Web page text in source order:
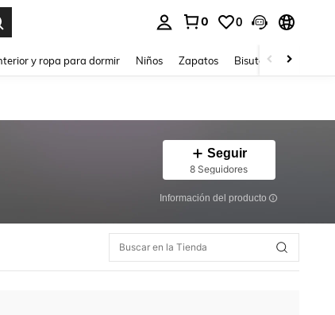
0 0
y ropa para dormir Niños Zapatos Bisutería Y
Seguir
8 Seguidores
Información del producto